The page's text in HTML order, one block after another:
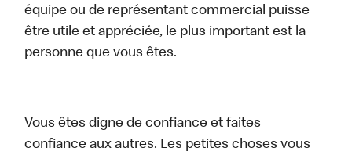
équipe ou de représentant commercial puisse
être utile et appréciée, le plus important est la
personne que vous êtes.
Vous êtes digne de confiance et faites
confiance aux autres. Les petites choses vous